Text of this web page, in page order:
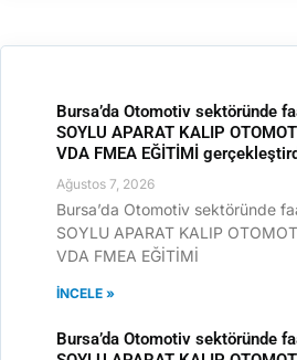
Bursa’da Otomotiv sektöründe
SOYLU APARAT KALIP
VDA FMEA EĞİTİMİ
Ağustos 7, 2026
Bursa’da Otomotiv sektöründe
SOYLU APARAT KALIP
VDA FMEA EĞİTİMİ
İNCELE »
Bursa’da Otomotiv sektöründe